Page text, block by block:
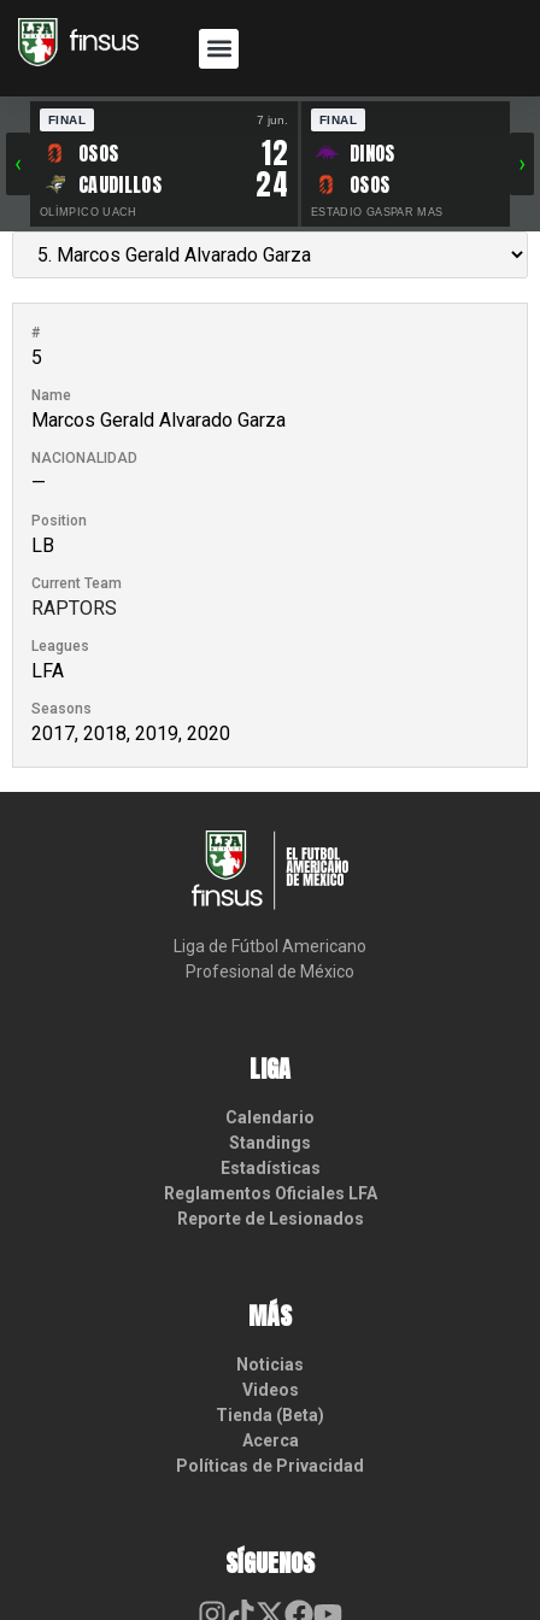
‹
FINAL 7 jun.
OSOS 12
CAUDILLOS 24
OLÍMPICO UACH
FINAL
DINOS
OSOS
ESTADIO GASPAR MAS
›
#
5
Name
Marcos Gerald Alvarado Garza
NACIONALIDAD
—
Position
LB
Current Team
RAPTORS
Leagues
LFA
Seasons
2017, 2018, 2019, 2020
Liga de Fútbol Americano
Profesional de México
LIGA
Calendario
Standings
Estadísticas
Reglamentos Oficiales LFA
Reporte de Lesionados
MÁS
Noticias
Videos
Tienda (Beta)
Acerca
Políticas de Privacidad
SÍGUENOS